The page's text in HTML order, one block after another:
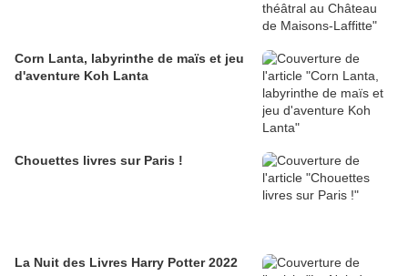
Corn Lanta, labyrinthe de maïs et jeu
d'aventure Koh Lanta
Chouettes livres sur Paris !
La Nuit des Livres Harry Potter 2022